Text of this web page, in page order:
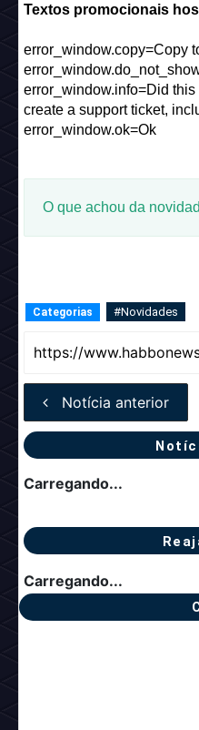
Textos promocionais
error_window.copy=Copy
error_window.info=Did
create a support ticket,
error_window.ok=Ok
O que achou da
Categorias #Novidades
Notícia anterior
Carregando...
Carregando...